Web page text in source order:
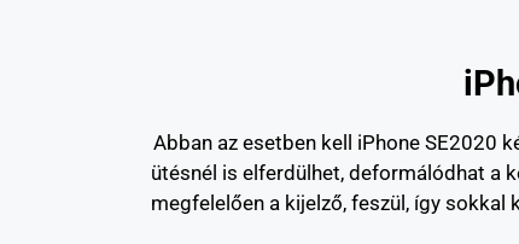
Abban az esetben kell iPhone SE2020
ütésnél is elferdülhet, deformálódhat a
megfelelően a kijelző, feszül, így